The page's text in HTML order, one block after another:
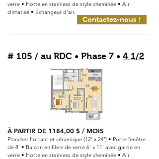
verre • Hotte en stainless de style cheminée • Air
climatisé • Échangeur d'air.
Contactez-nous !
# 105 / au RDC • Phase 7 • 4 1/2
À PARTIR DE 1184,00 $ / MOIS
Plancher flottant et céramique (12' x 24') • Porte-fenêtre
de 8' • Balcon en fibre de verre 6' x 11' avec garde en
verre • Hotte en stainless de style cheminée • Air